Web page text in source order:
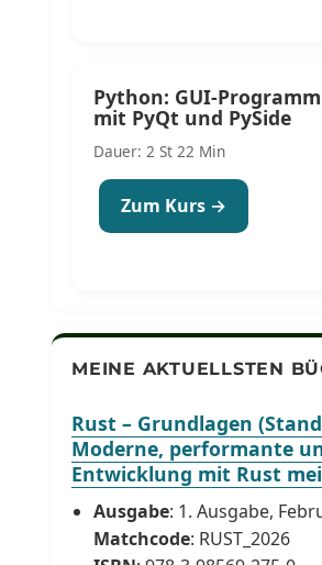
Python: GUI-
mit PyQt und PySide
Dauer: 2 St 22 Min
Zum Kurs →
MEINE AKTUELLSTEN
Rust – Grundlagen (Stand
Moderne, performante
Entwicklung mit Rust
Ausgabe: 1. Ausgabe,
Matchcode: RUST_2026